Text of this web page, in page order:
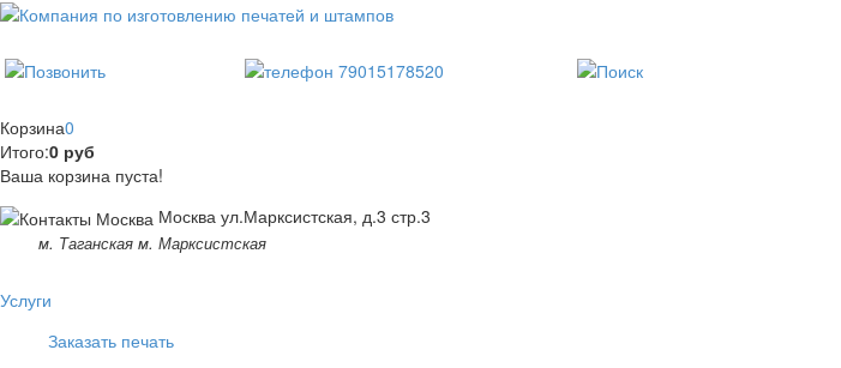
Корзина0
Итого:0 руб
Ваша корзина пуста!
Москва ул.Марксистская, д.3 стр.3
м. Таганская м. Марксистская
Услуги
Заказать печать